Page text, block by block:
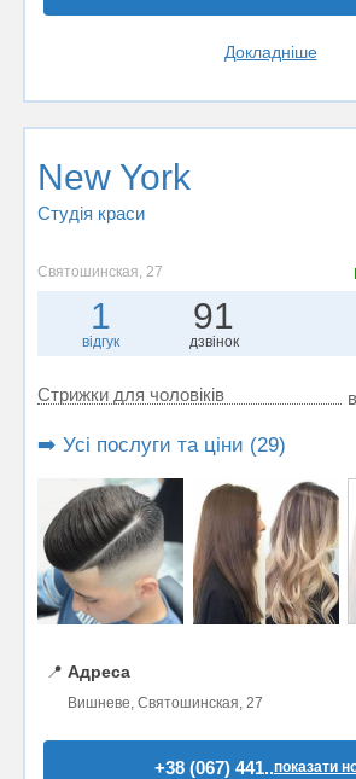
Докладніше
New York
Студія краси
Святошинская, 27
1
відгук
91
дзвінок
Стрижки для чоловіків
➡️ Усі послуги та ціни (29)
📍 Адреса
Вишневе, Святошинская, 27
+38 (067) 441..показати